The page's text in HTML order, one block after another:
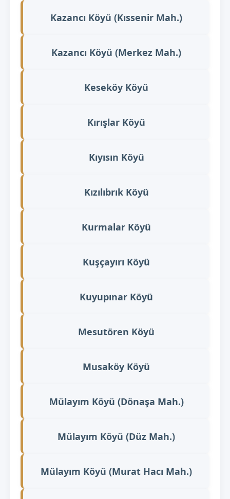
Kazancı Köyü (Kıssenir Mah.)
Kazancı Köyü (Merkez Mah.)
Keseköy Köyü
Kırışlar Köyü
Kıyısın Köyü
Kızılıbrık Köyü
Kurmalar Köyü
Kuşçayırı Köyü
Kuyupınar Köyü
Mesutören Köyü
Musaköy Köyü
Mülayım Köyü (Dönaşa Mah.)
Mülayım Köyü (Düz Mah.)
Mülayım Köyü (Murat Hacı Mah.)